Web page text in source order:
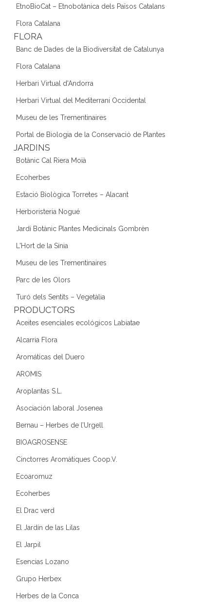
EtnoBioCat – Etnobotànica dels Països Catalans
Flora Catalana
FLORA
Banc de Dades de la Biodiversitat de Catalunya
Flora Catalana
Herbari Virtual d'Andorra
Herbari Virtual del Mediterrani Occidental
Museu de les Trementinaires
Portal de Biologia de la Conservació de Plantes
JARDINS
Botànic Cal Riera Moià
Ecoherbes
Estació Biològica Torretes – Alacant
Herboristeria Nogué
Jardí Botànic Plantes Medicinals Gombrèn
L'Hort de la Sínia
Museu de les Trementinaires
Parc de les Olors
Turó dels Sentits – Vegetàlia
PRODUCTORS
Aceites esenciales ecológicos Labiatae
Alcarria Flora
Aromáticas del Duero
AROMIS
Aroplantas S.L.
Asociación laboral Josenea
Bernau – Herbes de l’Urgell
BIOAGROSENSE
Cinctorres Aromàtiques Coop.V.
Ecoaromuz
Ecoherbes
El Drac verd
El Jardín de las Lilas
El Jarpil
Esencias Lozano
Grupo Herbex
Herbes de la Conca